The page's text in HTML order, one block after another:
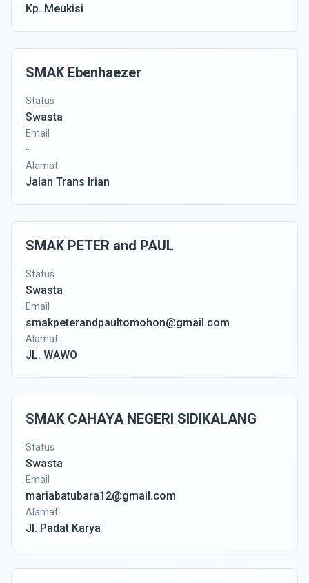
Kp. Meukisi
SMAK Ebenhaezer
Status
Swasta
Email
-
Alamat
Jalan Trans Irian
SMAK PETER and PAUL
Status
Swasta
Email
smakpeterandpaultomohon@gmail.com
Alamat
JL. WAWO
SMAK CAHAYA NEGERI SIDIKALANG
Status
Swasta
Email
mariabatubara12@gmail.com
Alamat
Jl. Padat Karya